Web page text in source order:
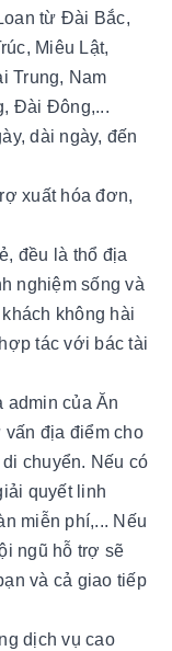
từ Đài Bắc,
Miêu Lật,
Trung, Nam
Đài Đông,...
dài ngày, đến
xuất hóa đơn,
đều là thổ địa
nghiệm sống và
không hài
tác với bác tài
admin của Ăn
địa điểm cho
chuyển. Nếu có
quyết linh
miễn phí,... Nếu
ngũ hỗ trợ sẽ
và cả giao tiếp
dịch vụ cao